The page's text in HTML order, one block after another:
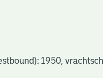
1950,